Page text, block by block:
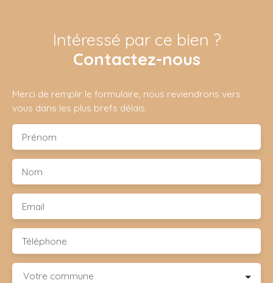
Intéressé par ce bien ?
Contactez-nous
Merci de remplir le formulaire, nous reviendrons vers
vous dans les plus brefs délais.
Prénom
Nom
Email
Téléphone
Votre commune